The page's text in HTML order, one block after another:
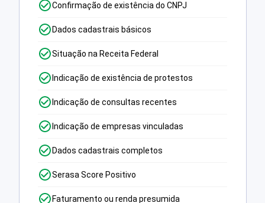
Confirmação de existência do CNPJ
Dados cadastrais básicos
Situação na Receita Federal
Indicação de existência de protestos
Indicação de consultas recentes
Indicação de empresas vinculadas
Dados cadastrais completos
Serasa Score Positivo
Faturamento ou renda presumida